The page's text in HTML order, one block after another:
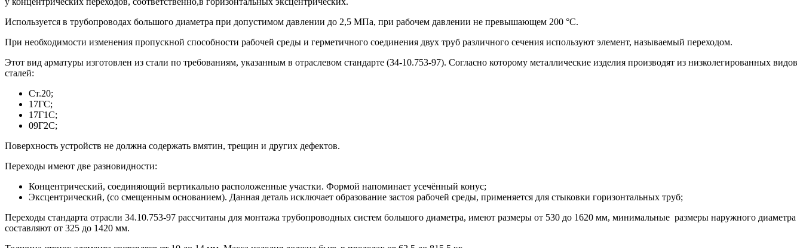
Используется в трубопроводах большого диаметра при допустимом давлении до 2,5 МПа, при рабочем давлении не превышающем 200 °С.
При необходимости изменения пропускной способности рабочей среды и герметичного соединения двух труб различного сечения используют элемент, называемый переходом.
Этот вид арматуры изготовлен из стали по требованиям, указанным в отраслевом стандарте (34-10.753-97). Согласно которому металлические изделия производят из низколегированных видов
сталей:
Ст.20;
17ГС;
17Г1С;
09Г2С;
Поверхность устройств не должна содержать вмятин, трещин и других дефектов.
Переходы имеют две разновидности:
Концентрический, соединяющий вертикально расположенные участки. Формой напоминает усечённый конус;
Эксцентрический, (со смещенным основанием). Данная деталь исключает образование застоя рабочей среды, применяется для стыковки горизонтальных труб;
Переходы стандарта отрасли 34.10.753-97 рассчитаны для монтажа трубопроводных систем большого диаметра, имеют размеры от 530 до 1620 мм, минимальные размеры наружного диаметра
составляют от 325 до 1420 мм.